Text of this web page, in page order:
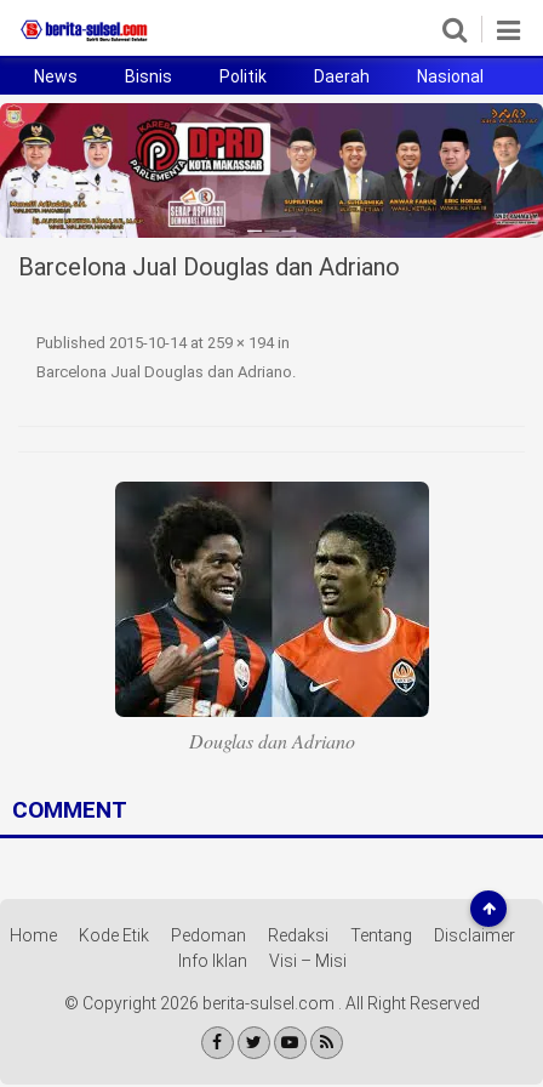
Home
News
Politik
Pendidikan
Bisnis
Life Style
Disclaimer
News Bisnis Politik Daerah Nasional
Barcelona Jual Douglas dan Adriano
Published 2015-10-14at 259 × 194in
Barcelona Jual Douglas dan Adriano
Douglas dan Adriano
COMMENT
Home Kode Etik Pedoman Redaksi Tentang
Disclaimer
Info Iklan
Visi – Misi
© Copyright 2026 berita-sulsel.com . All Right Reserved